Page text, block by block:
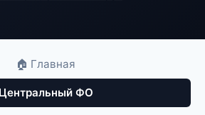
🏠 Главная
Центральный ФО